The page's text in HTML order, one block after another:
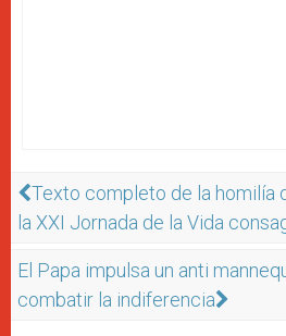
Texto completo de la homilía
la XXI Jornada de la Vida
El Papa impulsa un anti
combatir la indiferencia